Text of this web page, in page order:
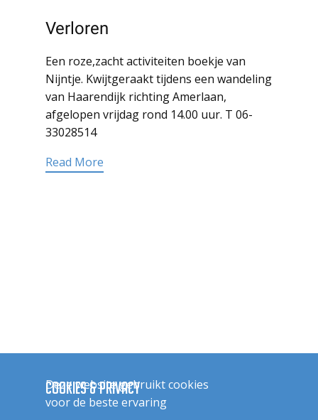
Verloren
Een roze,zacht activiteiten boekje van
Nijntje. Kwijtgeraakt tijdens een wandeling
van Haarendijk richting Amerlaan,
afgelopen vrijdag rond 14.00 uur. T 06-
33028514
Read More
Het Haarens klokje wordt op woensdag
van elke oneven week bezorgd in een
Cookies & Privacy
Deze website gebruikt cookies
voor de beste ervaring